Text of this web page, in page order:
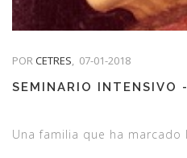
PORCETRES, 07-01-2018
SEMINARIO INTENSIVO
Una familia que ha marcado